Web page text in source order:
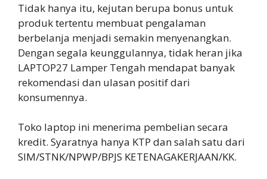
Tidak hanya itu, kejutan berupa bonus untuk
produk tertentu membuat pengalaman
berbelanja menjadi semakin menyenangkan.
Dengan segala keunggulannya, tidak heran jika
LAPTOP27 Lamper Tengah mendapat banyak
rekomendasi dan ulasan positif dari
konsumennya.
Toko laptop ini menerima pembelian secara
kredit. Syaratnya hanya KTP dan salah satu dari
SIM/STNK/NPWP/BPJS KETENAGAKERJAAN/KK.